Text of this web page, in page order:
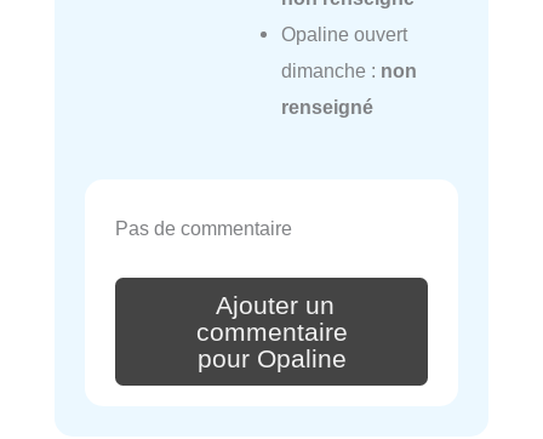
Opaline ouvert
dimanche : non
renseigné
Pas de commentaire
Ajouter un
commentaire
pour Opaline